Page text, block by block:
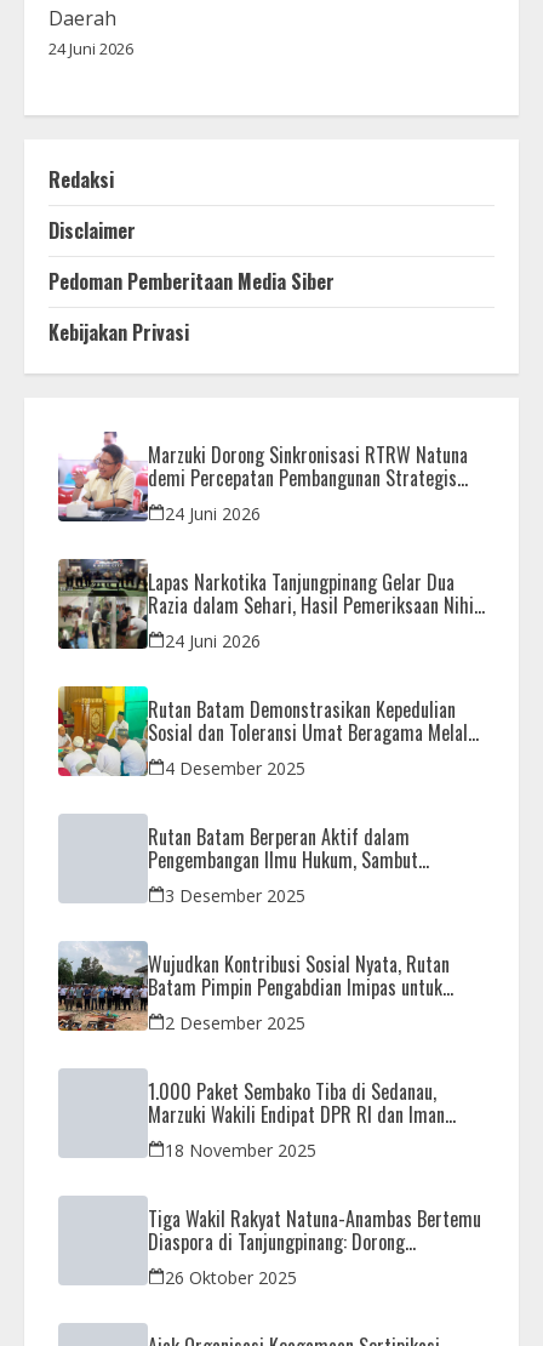
Daerah
24 Juni 2026
Redaksi
Disclaimer
Pedoman Pemberitaan Media Siber
Kebijakan Privasi
Marzuki Dorong Sinkronisasi RTRW Natuna
demi Percepatan Pembangunan Strategis
Daerah24 Juni 2026
Lapas Narkotika Tanjungpinang Gelar Dua
Razia dalam Sehari, Hasil Pemeriksaan Nihil
Barang Terlarang
24 Juni 2026
Rutan Batam Demonstrasikan Kepedulian
Sosial dan Toleransi Umat Beragama Melalui
Doa Bersama Korban Bencana
4 Desember 2025
Rutan Batam Berperan Aktif dalam
Pengembangan Ilmu Hukum, Sambut
Kunjungan Observasi Mahasiswa UIB
3 Desember 2025
Wujudkan Kontribusi Sosial Nyata, Rutan
Batam Pimpin Pengabdian Imipas untuk
Negeri di Masjid Syahrom Ba’dawi
2 Desember 2025
1.000 Paket Sembako Tiba di Sedanau,
Marzuki Wakili Endipat DPR RI dan Iman
Sutiawan Kawal Reses di Natuna
18 November 2025
Tiga Wakil Rakyat Natuna-Anambas Bertemu
Diaspora di Tanjungpinang: Dorong
Pemekaran Provinsi dan Jamin Pemerataan
Pembangunan
26 Oktober 2025